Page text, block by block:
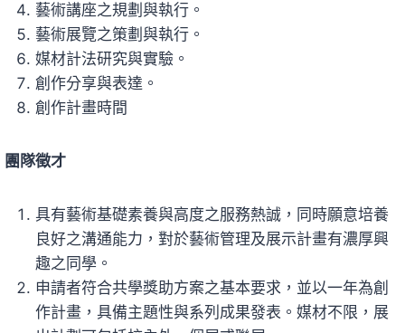
藝術講座之規劃與執行。
藝術展覽之策劃與執行。
媒材計法研究與實驗。
創作分享與表達。
創作計畫時間
團隊徵才
具有藝術基礎素養與高度之服務熱誠，同時願意培養
良好之溝通能力，對於藝術管理及展示計畫有濃厚興
趣之同學。
申請者符合共學獎助方案之基本要求，並以一年為創
作計畫，具備主題性與系列成果發表。媒材不限，展